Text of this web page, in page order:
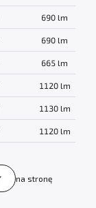
690 lm
690 lm
665 lm
1120 lm
1130 lm
1120 lm
na stronę